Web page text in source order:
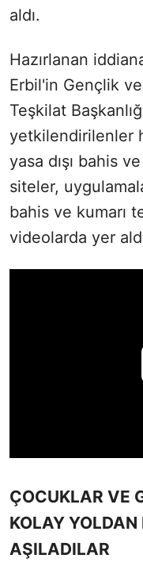
aldı.
Hazırlanan
Erbil'in Gençlik
Teşkilat
yetkilendirilenler
yasa dışı bahis
siteler,
bahis ve kumarı
videolarda yer
ÇOCUKLAR VE
KOLAY
AŞILADILAR